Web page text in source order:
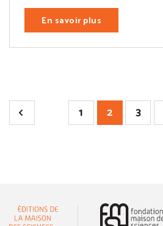
En savoir plus
1 2 3